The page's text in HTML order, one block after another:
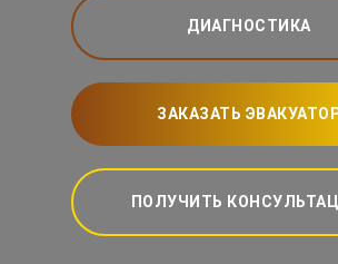
ДИАГНОСТИКА
ЗАКАЗАТЬ
ПОЛУЧИТЬ